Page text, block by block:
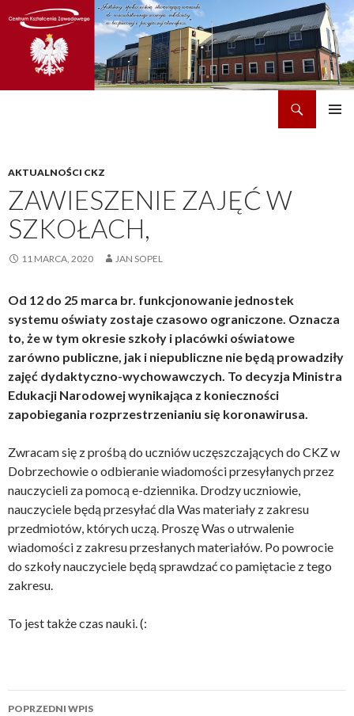
AKTUALNOŚCI CKZ
ZAWIESZENIE ZAJĘĆ W
SZKOŁACH,
11 MARCA, 2020 JAN SOPEL
Od 12 do 25 marca br. funkcjonowanie jednostek
systemu oświaty zostaje czasowo ograniczone. Oznacza
to, że w tym okresie szkoły i placówki oświatowe
zarówno publiczne, jak i niepubliczne nie będą prowadziły
zajęć dydaktyczno-wychowawczych. To decyzja Ministra
Edukacji Narodowej wynikająca z konieczności
zapobiegania rozprzestrzenianiu się koronawirusa.
Zwracam się z prośbą do uczniów uczęszczających do CKZ w
Dobrzechowie o odbieranie wiadomości przesyłanych przez
nauczycieli za pomocą e-dziennika. Drodzy uczniowie,
nauczyciele będą przesyłać dla Was materiały z zakresu
przedmiotów, których uczą. Proszę Was o utrwalenie
wiadomości z zakresu przesłanych materiałów. Po powrocie
do szkoły nauczyciele będą sprawdzać co pamiętacie z tego
zakresu.
To jest także czas nauki. (:
Nawigacja
POPRZEDNI WPIS